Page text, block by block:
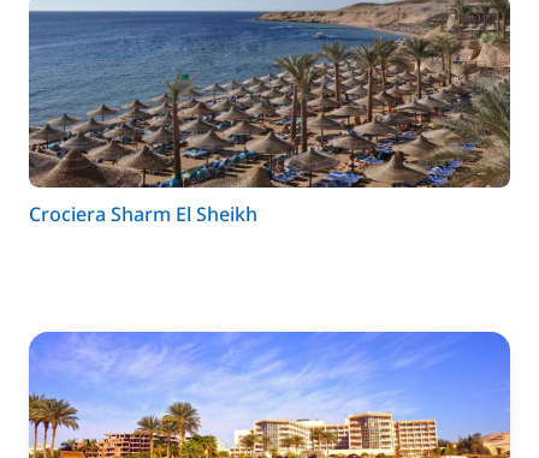
Crociera Sharm El Sheikh